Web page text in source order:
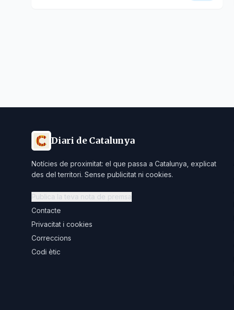
Diari de Catalunya
Notícies de proximitat: el que passa a Catalunya, explicat
des del territori. Sense publicitat ni cookies.
Publica la teva nota de premsa
Contacte
Privacitat i cookies
Correccions
Codi ètic